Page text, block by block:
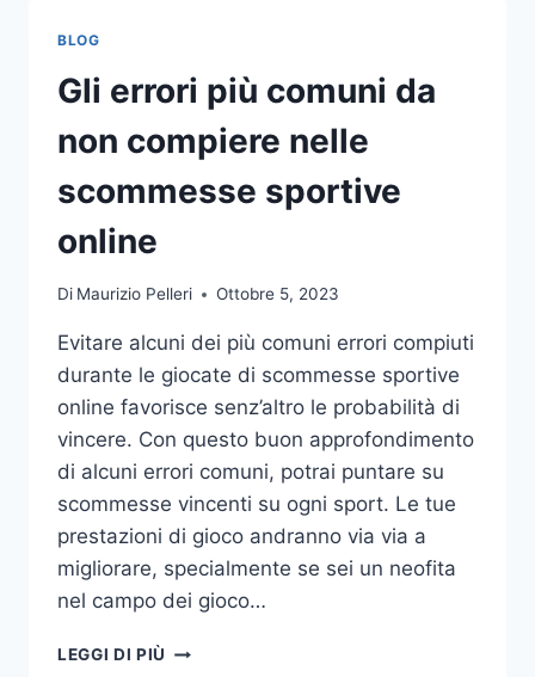
PULIZIA
DELLE
APPARECCHIATURE
DA
BLOG
Gli errori più comuni da
non compiere nelle
scommesse sportive
online
Di Maurizio Pelleri Ottobre 5, 2023
Evitare alcuni dei più comuni errori compiuti
durante le giocate di scommesse sportive
online favorisce senz’altro le probabilità di
vincere. Con questo buon approfondimento
di alcuni errori comuni, potrai puntare su
scommesse vincenti su ogni sport. Le tue
prestazioni di gioco andranno via via a
migliorare, specialmente se sei un neofita
nel campo dei gioco…
LEGGI DI PIÙ GLI